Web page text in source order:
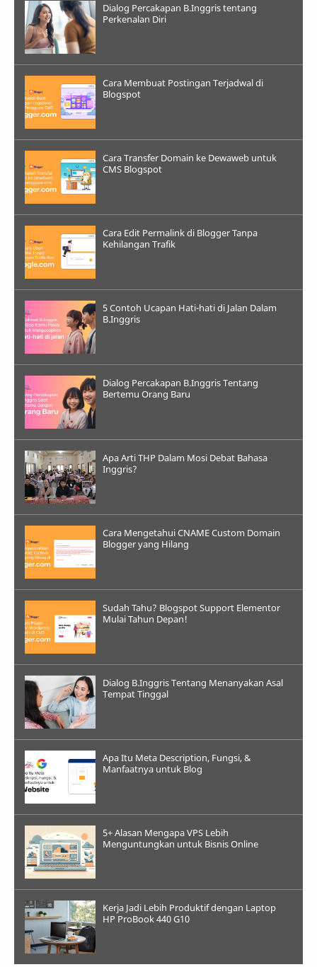
Dialog Percakapan B.Inggris tentang
Perkenalan Diri
Cara Membuat Postingan Terjadwal di
Blogspot
Cara Transfer Domain ke Dewaweb untuk
CMS Blogspot
Cara Edit Permalink di Blogger Tanpa
Kehilangan Trafik
5 Contoh Ucapan Hati-hati di Jalan Dalam
B.Inggris
Dialog Percakapan B.Inggris Tentang
Bertemu Orang Baru
Apa Arti THP Dalam Mosi Debat Bahasa
Inggris?
Cara Mengetahui CNAME Custom Domain
Blogger yang Hilang
Sudah Tahu? Blogspot Support Elementor
Mulai Tahun Depan!
Dialog B.Inggris Tentang Menanyakan Asal
Tempat Tinggal
Apa Itu Meta Description, Fungsi, &
Manfaatnya untuk Blog
5+ Alasan Mengapa VPS Lebih
Menguntungkan untuk Bisnis Online
Kerja Jadi Lebih Produktif dengan Laptop
HP ProBook 440 G10